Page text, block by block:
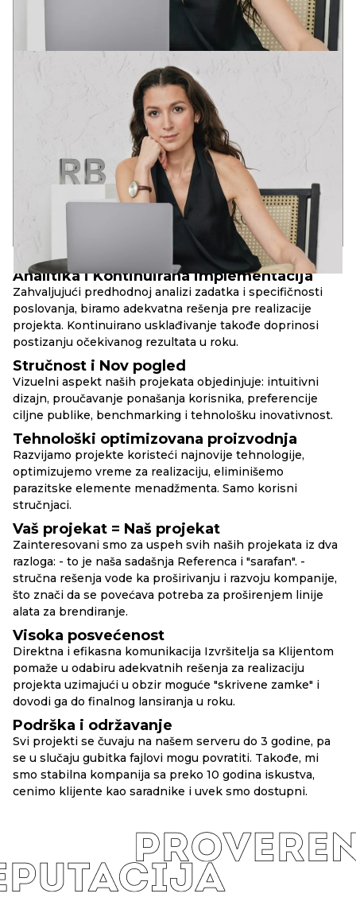
PRINCIPI RBAND
Analitika i Kontinuirana implementacija
Zahvaljujući predhodnoj analizi zadatka i specifičnosti
poslovanja, biramo adekvatna rešenja pre realizacije
projekta. Kontinuirano usklađivanje takođe doprinosi
postizanju očekivanog rezultata u roku.
Stručnost i Nov pogled
Vizuelni aspekt naših projekata objedinjuje: intuitivni
dizajn, proučavanje ponašanja korisnika, preferencije
ciljne publike, benchmarking i tehnološku inovativnost.
Tehnološki optimizovana proizvodnja
Razvijamo projekte koristeći najnovije tehnologije,
optimizujemo vreme za realizaciju, eliminišemo
parazitske elemente menadžmenta. Samo korisni
stručnjaci.
Vaš projekat = Naš projekat
Zainteresovani smo za uspeh svih naših projekata iz dva
razloga: - to je naša sadašnja Referenca i "sarafan". -
stručna rešenja vode ka proširivanju i razvoju kompanije,
što znači da se povećava potreba za proširenjem linije
alata za brendiranje.
Visoka posvećenost
Direktna i efikasna komunikacija Izvršitelja sa Klijentom
pomaže u odabiru adekvatnih rešenja za realizaciju
projekta uzimajući u obzir moguće "skrivene zamke" i
dovodi ga do finalnog lansiranja u roku.
Podrška i održavanje
Svi projekti se čuvaju na našem serveru do 3 godine, pa
se u slučaju gubitka fajlovi mogu povratiti. Takođe, mi
smo stabilna kompanija sa preko 10 godina iskustva,
cenimo klijente kao saradnike i uvek smo dostupni.
10+
godina u kompaniji
80+ 30+
lansiranih brend-projekata
VICTORIA ART-DIREKTOR
Diplomirala na akademijama dizajna u Pragu i Barseloni.
Projektna praksa u Evropi i SAD.
Postavši preduzetnik, u potpunosti sam shvatila značenje izraza
“Vreme je novac”. Stručna realizacija u roku je prirodna potreba
Ali fokusiranje samo na zaradu, a ne na kvalitet, neće doneti
dobar proizvod. U svemu je potrebna zlatna sredina!